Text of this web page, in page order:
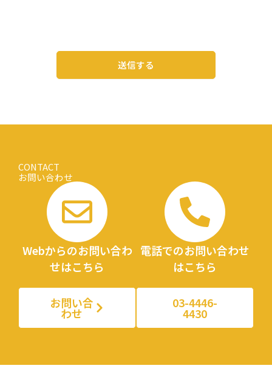
に関する情報であって、プライバシー情報に含まれる
氏名、生年月日、住所、電話番号、連絡先、その他の
を識別するための番号の利用等に関する法律」（以
2. 個人情報の適正な取得について
当社では、個人情報の取得は、適法かつ公正な手段で
行います。また当社はお客様の同意を得ることなく、
サービス提供その他のためにプライバシー情報を収集
しておりません。また、当社では、各種サービス提供
のために、主に以下のようなお客様に関する情報及び
クライアントやお客様からお預かりする、個人
を特定できる情報
送信する
CONTACT
お問い合わせ
Webからのお問い合わ
せはこちら
お問い合
わせ
電話でのお問い合わせ
はこちら
03-4446-
4430